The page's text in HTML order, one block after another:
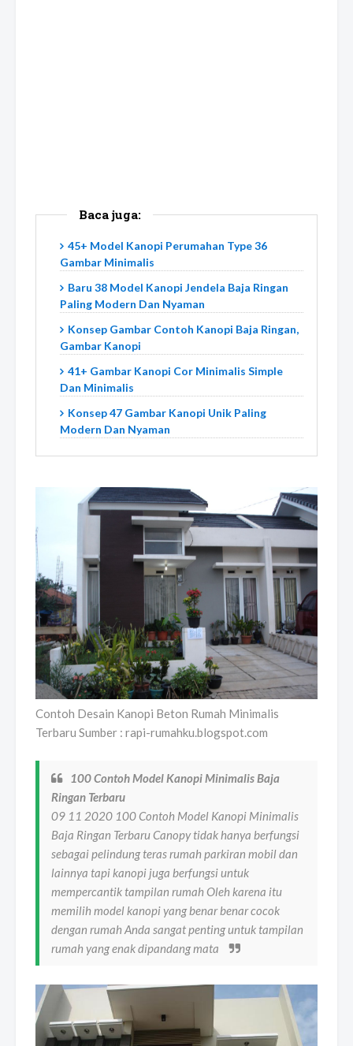
Baca juga:
45+ Model Kanopi Perumahan Type 36
Gambar Minimalis
Baru 38 Model Kanopi Jendela Baja Ringan
Paling Modern Dan Nyaman
Konsep Gambar Contoh Kanopi Baja Ringan,
Gambar Kanopi
41+ Gambar Kanopi Cor Minimalis Simple
Dan Minimalis
Konsep 47 Gambar Kanopi Unik Paling
Modern Dan Nyaman
Contoh Desain Kanopi Beton Rumah Minimalis
Terbaru Sumber : rapi-rumahku.blogspot.com
100 Contoh Model Kanopi Minimalis Baja
Ringan Terbaru
09 11 2020 100 Contoh Model Kanopi Minimalis
Baja Ringan Terbaru Canopy tidak hanya berfungsi
sebagai pelindung teras rumah parkiran mobil dan
lainnya tapi kanopi juga berfungsi untuk
mempercantik tampilan rumah Oleh karena itu
memilih model kanopi yang benar benar cocok
dengan rumah Anda sangat penting untuk tampilan
rumah yang enak dipandang mata